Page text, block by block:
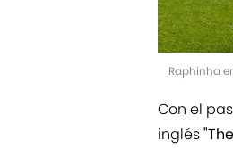
Raphinha
Con el
inglés